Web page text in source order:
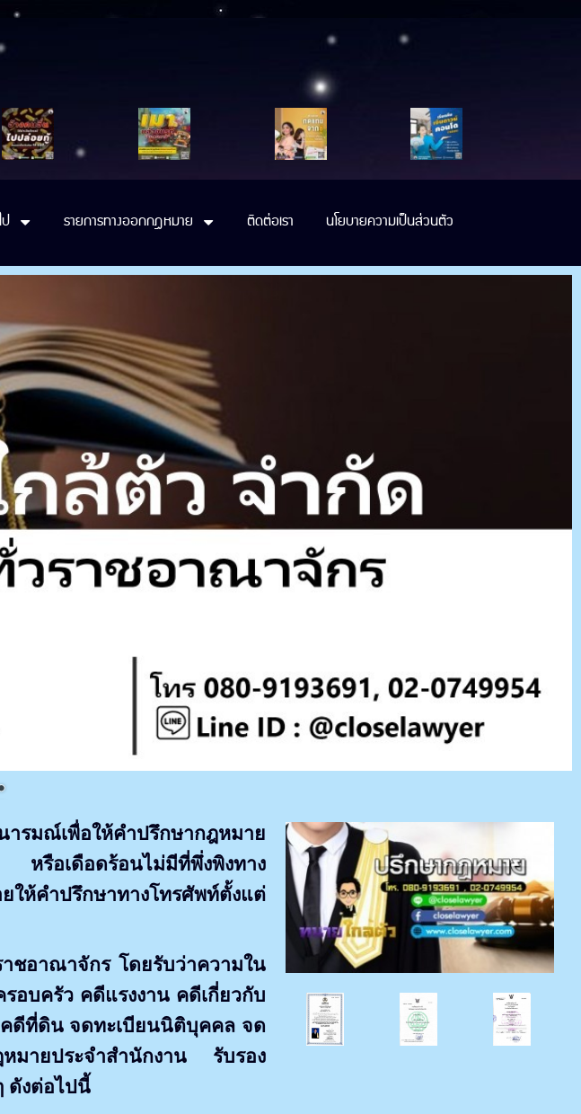
รายการทางออกกฎหมาย ติดต่อเรา นโยบายความเป็นส่วนตัว
ารมณ์เพื่อให้คำปรึกษากฎหมาย
หรือเดือดร้อนไม่มีที่พึ่งพิงทาง
ห้คำปรึกษาทางโทรศัพท์ตั้งแต่
ชอาณาจักร โดยรับว่าความใน
บครัว คดีแรงงาน คดีเกี่ยวกับ
ดีที่ดิน จดทะเบียนนิติบุคคล จด
มายประจำสำนักงาน รับรอง
ดังต่อไปนี้